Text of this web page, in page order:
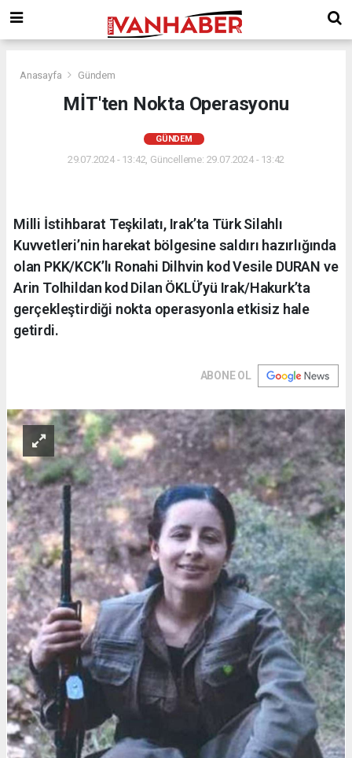
Anasayfa Gündem
MİT'ten Nokta Operasyonu
GÜNDEM
29.07.2024 - 13:42, Güncelleme: 29.07.2024 - 13:42
Milli İstihbarat Teşkilatı, Irak’ta Türk Silahlı
Kuvvetleri’nin harekat bölgesine saldırı hazırlığında
olan PKK/KCK’lı Ronahi Dilhvin kod Vesile DURAN ve
Arin Tolhildan kod Dilan ÖKLÜ’yü Irak/Hakurk’ta
gerçekleştirdiği nokta operasyonla etkisiz hale
getirdi.
ABONE OL